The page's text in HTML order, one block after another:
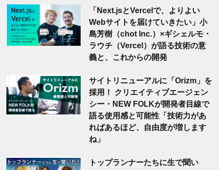
「Next.jsとVercelで、よりよい
Webサイトを届けていきたい」小
島芳樹（chot Inc.）×ギシェルモ・
ラウチ（Vercel）が語る技術の意
義と、これからの開発
サイトリニューアルに「Orizm」を
採用！ クリエイティブエージェン
シー・NEW FOLKが開発者目線で
語る使用感と可能性「技術力があ
ればあるほど、自由度が増します
ね」
トップランナーたちに生で聞い